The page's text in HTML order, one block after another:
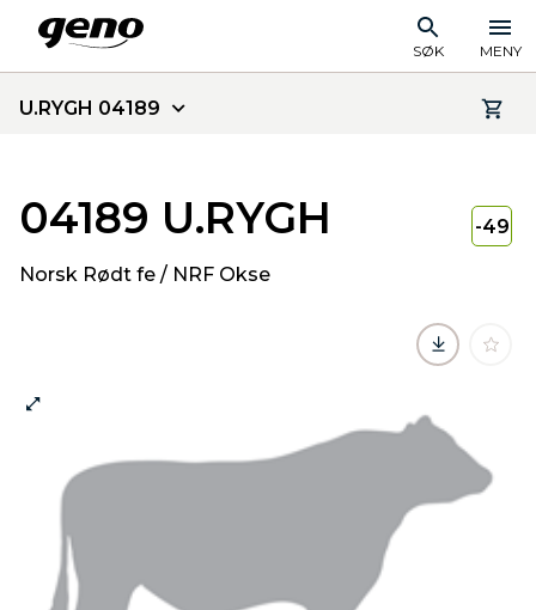
SØK MENY
U.RYGH 04189
04189 U.RYGH
Norsk Rødt fe / NRF Okse
-49